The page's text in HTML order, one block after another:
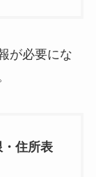
が必要にな
住所表